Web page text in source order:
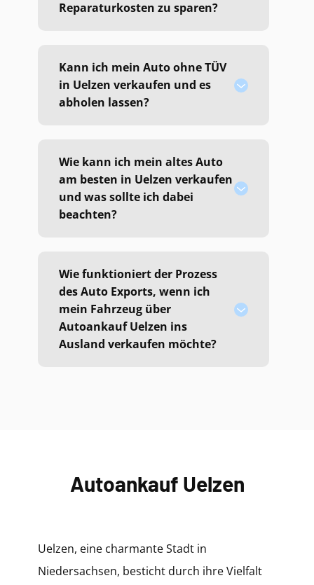
Reparaturkosten zu sparen?
Kann ich mein Auto ohne TÜV
in Uelzen verkaufen und es
abholen lassen?
Wie kann ich mein altes Auto
am besten in Uelzen verkaufen
und was sollte ich dabei
beachten?
Wie funktioniert der Prozess
des Auto Exports, wenn ich
mein Fahrzeug über
Autoankauf Uelzen ins
Ausland verkaufen möchte?
Autoankauf Uelzen
Uelzen, eine charmante Stadt in
Niedersachsen, besticht durch ihre Vielfalt